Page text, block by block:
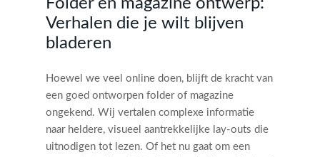
Folder en magazine ontwerp:
Verhalen die je wilt blijven
bladeren
Hoewel we veel online doen, blijft de kracht van
een goed ontworpen folder of magazine
ongekend. Wij vertalen complexe informatie
naar heldere, visueel aantrekkelijke lay-outs die
uitnodigen tot lezen. Of het nu gaat om een